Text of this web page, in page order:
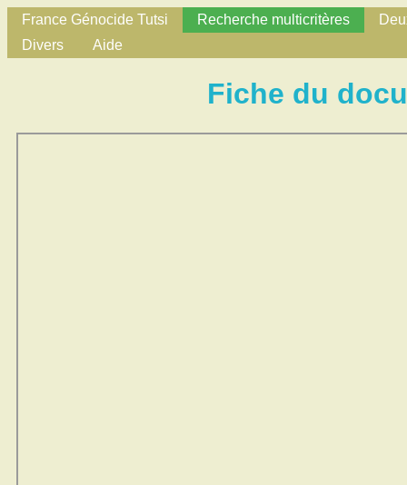
France Génocide Tutsi Recherche multicritères
Divers
Aide
Fiche du